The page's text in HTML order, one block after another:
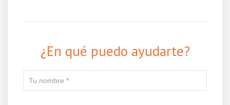
¿En qué puedo ayudarte?